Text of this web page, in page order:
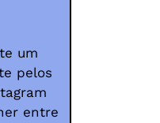
um
pelos
entre